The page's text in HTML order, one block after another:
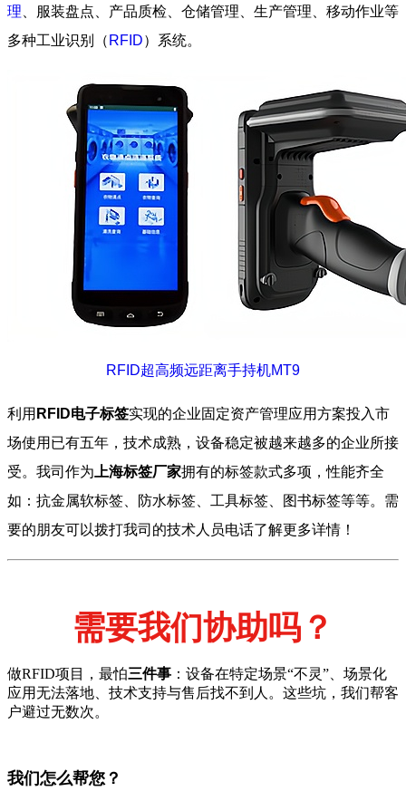
理 、服装盘点、产品质检、仓储管理、生产管理、移动作业等
多种工业识别（ RFID）系统。
RFID超高频远距离手持机MT9
利用 RFID电子标签实现的企业固定资产管理应用方案投入市
场使用已有五年，技术成熟，设备稳定被越来越多的企业所接
受。我司作为 上海标签厂家拥有的标签款式多项，性能齐全
如：抗金属软标签、防水标签、工具标签、图书标签等等。需
要的朋友可以拨打我司的技术人员电话了解更多详情！
需要我们协助吗？
做RFID项目，最怕三件事 ：设备在特定场景“不灵”、场景化
应用无法落地、技术支持与售后找不到人。这些坑，我们帮客
户避过无数次。
我们怎么帮您？